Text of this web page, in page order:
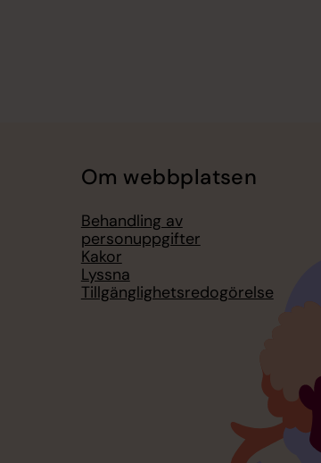
Om webbplatsen
Behandling av
personuppgifter
Kakor
Lyssna
Tillgänglighetsredogörelse